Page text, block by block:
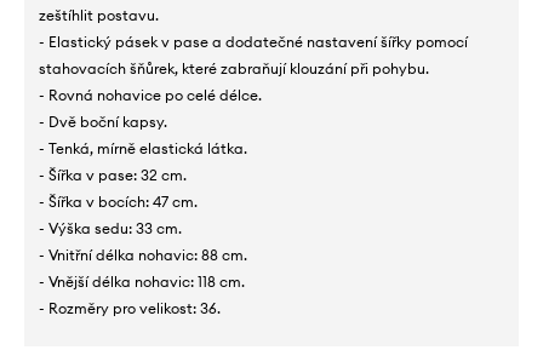
zeštíhlit postavu.
- Elastický pásek v pase a dodatečné nastavení šířky pomocí
stahovacích šňůrek, které zabraňují klouzání při pohybu.
- Rovná nohavice po celé délce.
- Dvě boční kapsy.
- Tenká, mírně elastická látka.
- Šířka v pase: 32 cm.
- Šířka v bocích: 47 cm.
- Výška sedu: 33 cm.
- Vnitřní délka nohavic: 88 cm.
- Vnější délka nohavic: 118 cm.
- Rozměry pro velikost: 36.